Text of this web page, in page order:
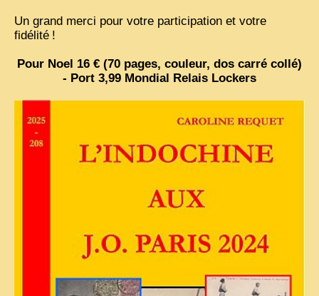
Un grand merci pour votre participation et votre
fidélité !
Pour Noel 16 € (70 pages, couleur, dos carré collé)
- Port 3,99 Mondial Relais Lockers